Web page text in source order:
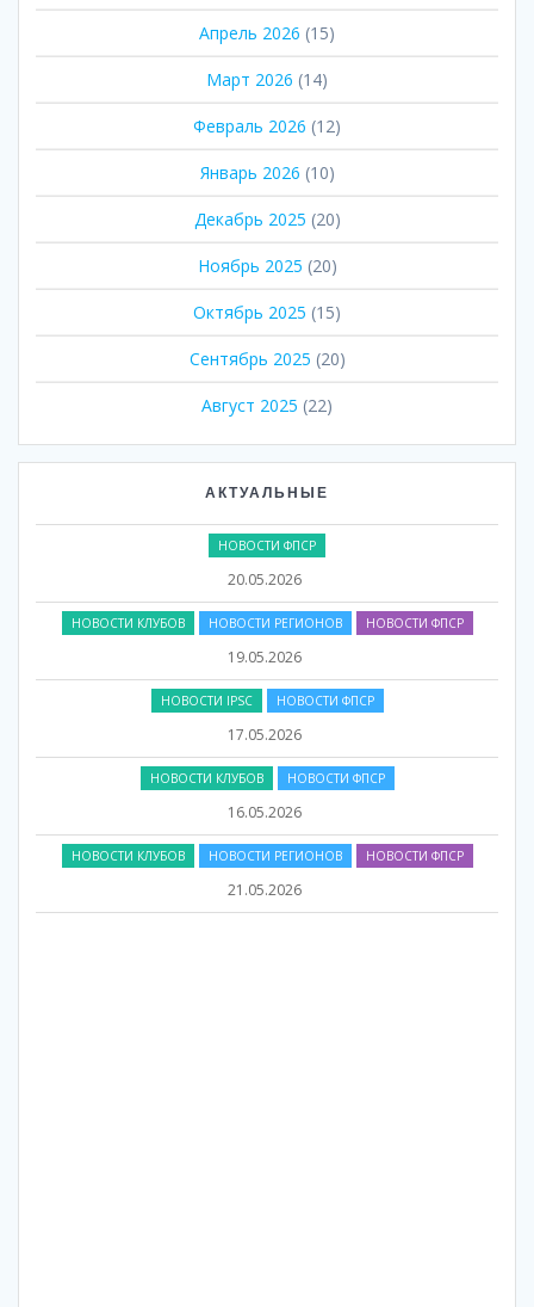
Апрель 2026 (15)
Март 2026 (14)
Февраль 2026 (12)
Январь 2026 (10)
Декабрь 2025 (20)
Ноябрь 2025 (20)
Октябрь 2025 (15)
Сентябрь 2025 (20)
Август 2025 (22)
АКТУАЛЬНЫЕ
НОВОСТИ ФПСР
20.05.2026
НОВОСТИ КЛУБОВ НОВОСТИ РЕГИОНОВ НОВОСТИ ФПСР
19.05.2026
НОВОСТИ IPSC НОВОСТИ ФПСР
17.05.2026
НОВОСТИ КЛУБОВ НОВОСТИ ФПСР
16.05.2026
НОВОСТИ КЛУБОВ НОВОСТИ РЕГИОНОВ НОВОСТИ ФПСР
21.05.2026